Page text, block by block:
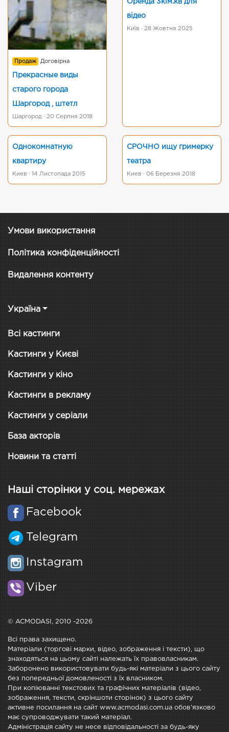
Продаж Договірна
Прекрасные виды
старого города
Шаргород , штетл
Шаргород · 20 Серпня 2018
Оренда 3кім.кв для
відео
Київ · 28 Жовтня 2025
Однокомнатную
квартиру
Киев · 14 Листопада 2015
СРОЧНО ищу гримерку
театра
Киев · 06 Березня 2018
Умови використання
Політика конфіденційності
Видалення контенту
Україна
Всі кастинги
Кастинги у Києві
Кастинги у кіно
Кастинги в рекламу
Кастинги у серіали
База акторів
Новини та статті
Наші сторінки у соц. мережах
Facebook
Telegram
Instagram
Viber
© ACMODASI, 2010 -2026
Всі права захищено.
Матеріали (торгові марки, відео, зображення і тексти), що
знаходяться на цьому сайті належать їх правовласникам.
Заборонено використовувати будь-які матеріали з цього сайту
без попередньої домовленості з їх власником.
При копіюванні текстових та графічних матеріалів (відео,
зображення, тексти, скріншоти сторінок) з цього сайту
активне посилання на сайт www.acmodasi.com.ua обов'язково
має супроводжувати такий матеріал.
Адміністрація сайту не несе відповідальності за будь-яку